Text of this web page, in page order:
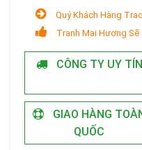
Quý Khách Hàng
Tranh Mai Hương Sẽ
CÔNG TY UY TÍN
GIAO HÀNG
QUỐC